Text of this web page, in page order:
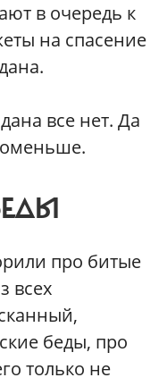
в очередь к
на спасение
все нет. Да
про битые
всех
беды, про
только не